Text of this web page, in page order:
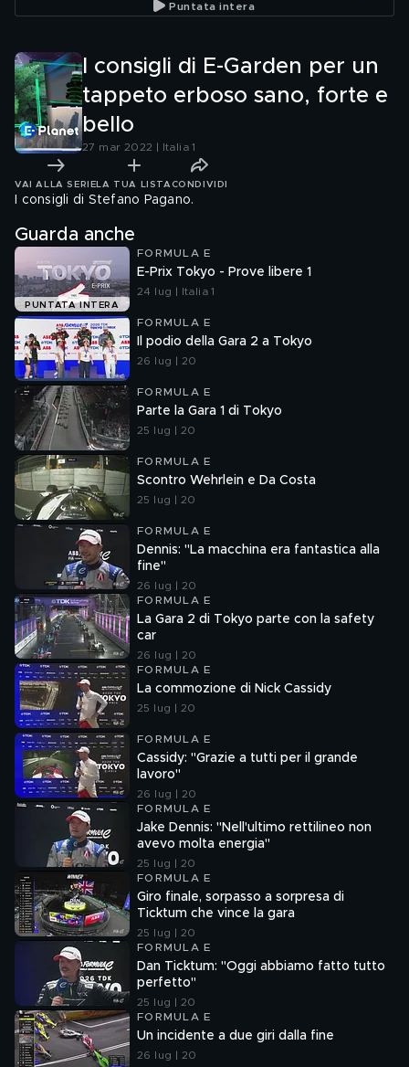
Puntata intera
I consigli di E-Garden per un
tappeto erboso sano, forte e
bello
27 mar 2022 | Italia 1
VAI ALLA SERIE LA TUA LISTA CONDIVIDI
I consigli di Stefano Pagano.
Guarda anche
PUNTATA INTERA
FORMULA E
E-Prix Tokyo - Prove libere 1
24 lug | Italia 1
FORMULA E
Il podio della Gara 2 a Tokyo
26 lug | 20
FORMULA E
Parte la Gara 1 di Tokyo
25 lug | 20
FORMULA E
Scontro Wehrlein e Da Costa
25 lug | 20
FORMULA E
Dennis: "La macchina era fantastica alla
fine"
26 lug | 20
FORMULA E
La Gara 2 di Tokyo parte con la safety
car
26 lug | 20
FORMULA E
La commozione di Nick Cassidy
25 lug | 20
FORMULA E
Cassidy: "Grazie a tutti per il grande
lavoro"
26 lug | 20
FORMULA E
Jake Dennis: "Nell'ultimo rettilineo non
avevo molta energia"
25 lug | 20
FORMULA E
Giro finale, sorpasso a sorpresa di
Ticktum che vince la gara
25 lug | 20
FORMULA E
Dan Ticktum: "Oggi abbiamo fatto tutto
perfetto"
25 lug | 20
FORMULA E
Un incidente a due giri dalla fine
26 lug | 20